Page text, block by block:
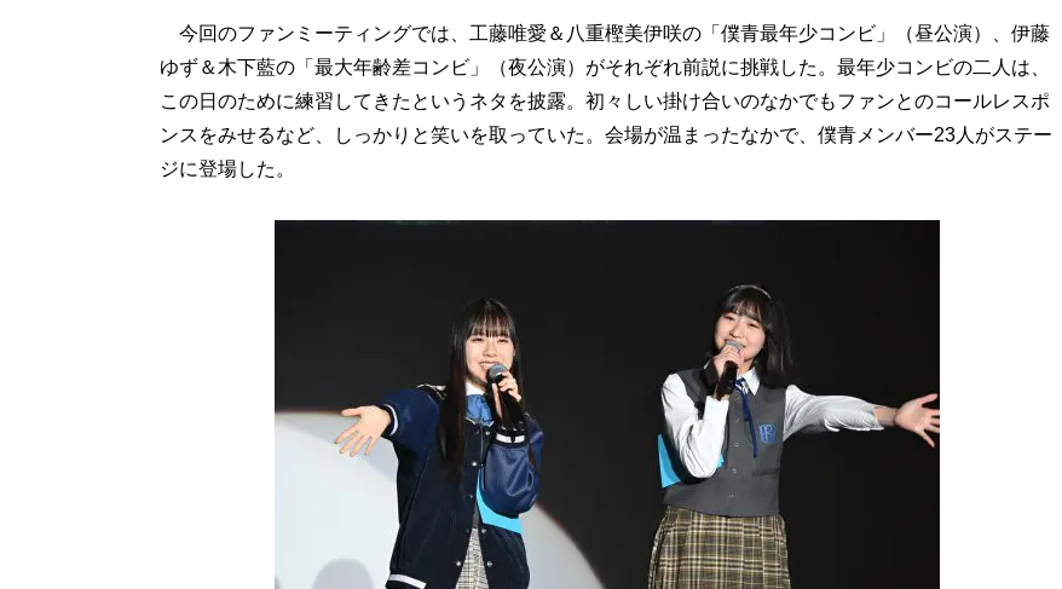
今回のファンミーティングでは、工藤唯愛＆八重樫美伊咲の「僕青最年少コンビ」（昼公演）、伊藤
ゆず＆木下藍の「最大年齢差コンビ」（夜公演）がそれぞれ前説に挑戦した。最年少コンビの二人は、
この日のために練習してきたというネタを披露。初々しい掛け合いのなかでもファンとのコールレスポ
ンスをみせるなど、しっかりと笑いを取っていた。会場が温まったなかで、僕青メンバー23人がステー
ジに登場した。